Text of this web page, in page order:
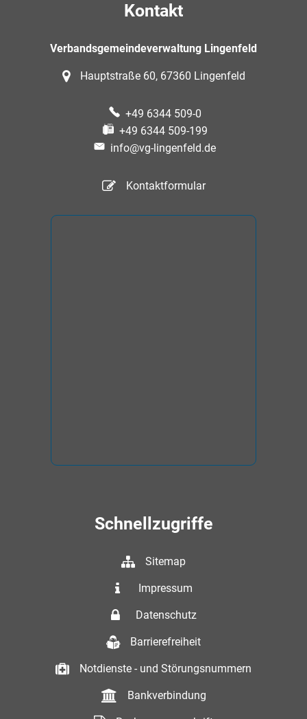
Kontakt
Verbandsgemeindeverwaltung Lingenfeld
Hauptstraße 60, 67360 Lingenfeld
+49 6344 509-0
+49 6344 509-199
info@vg-lingenfeld.de
Kontaktformular
Schnellzugriffe
Sitemap
Impressum
Datenschutz
Barrierefreiheit
Notdienste - und Störungsnummern
Bankverbindung